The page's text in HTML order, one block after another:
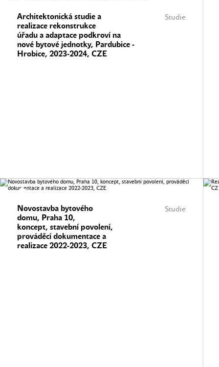
Studie
Architektonická studie a
realizace rekonstrukce
úřadu a adaptace podkroví na
nové bytové jednotky, Pardubice -
Hrobice, 2023-2024, CZE
Studie
Novostavba bytového
domu, Praha 10,
koncept, stavební povolení,
prováděcí dokumentace a
realizace 2022-2023, CZE